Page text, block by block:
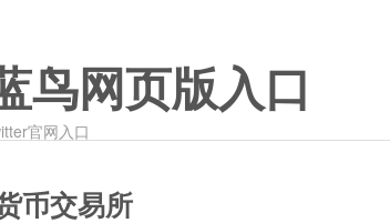
鸟网页版入口
官网入口
币交易所